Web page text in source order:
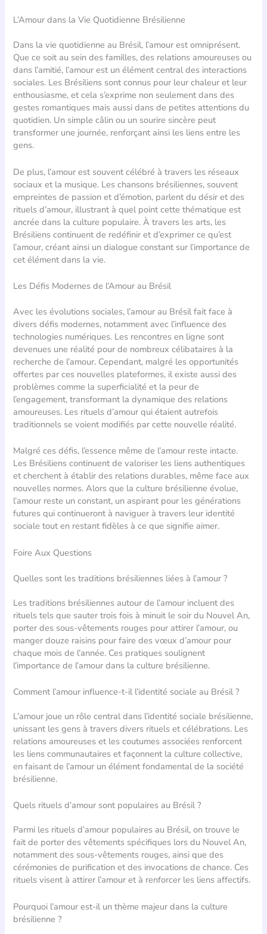
L’Amour dans la Vie Quotidienne Brésilienne
Dans la vie quotidienne au Brésil, l’amour est omniprésent.
Que ce soit au sein des familles, des relations amoureuses ou
dans l’amitié, l’amour est un élément central des interactions
sociales. Les Brésiliens sont connus pour leur chaleur et leur
enthousiasme, et cela s’exprime non seulement dans des
gestes romantiques mais aussi dans de petites attentions du
quotidien. Un simple câlin ou un sourire sincère peut
transformer une journée, renforçant ainsi les liens entre les
gens.
De plus, l’amour est souvent célébré à travers les réseaux
sociaux et la musique. Les chansons brésiliennes, souvent
empreintes de passion et d’émotion, parlent du désir et des
rituels d’amour, illustrant à quel point cette thématique est
ancrée dans la culture populaire. À travers les arts, les
Brésiliens continuent de redéfinir et d’exprimer ce qu’est
l’amour, créant ainsi un dialogue constant sur l’importance de
cet élément dans la vie.
Les Défis Modernes de l’Amour au Brésil
Avec les évolutions sociales, l’amour au Brésil fait face à
divers défis modernes, notamment avec l’influence des
technologies numériques. Les rencontres en ligne sont
devenues une réalité pour de nombreux célibataires à la
recherche de l’amour. Cependant, malgré les opportunités
offertes par ces nouvelles plateformes, il existe aussi des
problèmes comme la superficialité et la peur de
l’engagement, transformant la dynamique des relations
amoureuses. Les rituels d’amour qui étaient autrefois
traditionnels se voient modifiés par cette nouvelle réalité.
Malgré ces défis, l’essence même de l’amour reste intacte.
Les Brésiliens continuent de valoriser les liens authentiques
et cherchent à établir des relations durables, même face aux
nouvelles normes. Alors que la culture brésilienne évolue,
l’amour reste un constant, un aspirant pour les générations
futures qui continueront à naviguer à travers leur identité
sociale tout en restant fidèles à ce que signifie aimer.
Foire Aux Questions
Quelles sont les traditions brésiliennes liées à l’amour ?
Les traditions brésiliennes autour de l’amour incluent des
rituels tels que sauter trois fois à minuit le soir du Nouvel An,
porter des sous-vêtements rouges pour attirer l’amour, ou
manger douze raisins pour faire des vœux d’amour pour
chaque mois de l’année. Ces pratiques soulignent
l’importance de l’amour dans la culture brésilienne.
Comment l’amour influence-t-il l’identité sociale au Brésil ?
L’amour joue un rôle central dans l’identité sociale brésilienne,
unissant les gens à travers divers rituels et célébrations. Les
relations amoureuses et les coutumes associées renforcent
les liens communautaires et façonnent la culture collective,
en faisant de l’amour un élément fondamental de la société
brésilienne.
Quels rituels d’amour sont populaires au Brésil ?
Parmi les rituels d’amour populaires au Brésil, on trouve le
fait de porter des vêtements spécifiques lors du Nouvel An,
notamment des sous-vêtements rouges, ainsi que des
cérémonies de purification et des invocations de chance. Ces
rituels visent à attirer l’amour et à renforcer les liens affectifs.
Pourquoi l’amour est-il un thème majeur dans la culture
brésilienne ?